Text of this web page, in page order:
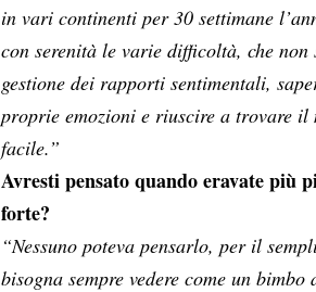
in vari continenti per 30 settimane
con serenità le varie difficoltà, che
gestione dei rapporti sentimentali,
proprie emozioni e riuscire a trovare il
facile.”
Avresti pensato quando eravate più
forte?
“Nessuno poteva pensarlo, per il
bisogna sempre vedere come un